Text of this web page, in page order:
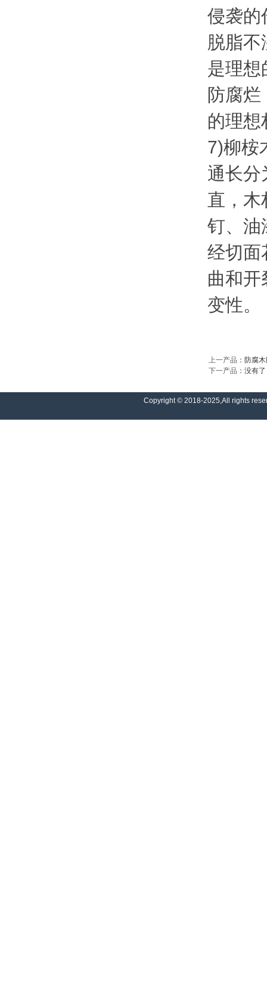
侵袭的
脱脂不
是理想
防腐
的理想
7)柳桉
通长分
直，木
钉、油
经切面
曲和开
变性。
上一产品 ： 防腐
下一产品 ：没有了
Copyright © 2018-2025,All rights